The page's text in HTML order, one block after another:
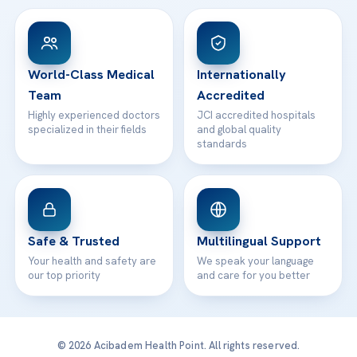
View All Hospitals
Patient Rights
Contact
WhatsApp Support
World-Class Medical
Team
Highly experienced doctors
specialized in their fields
Internationally
Accredited
JCI accredited hospitals
and global quality
standards
Safe & Trusted
Your health and safety are
our top priority
Multilingual Support
We speak your language
and care for you better
© 2026 Acibadem Health Point. All rights reserved.